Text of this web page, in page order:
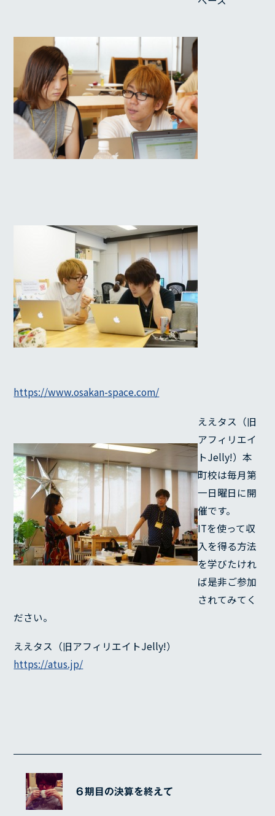
https://www.osakan-space.com/
ええタス（旧
アフィリエイ
トJelly!）本
町校は毎月第
一日曜日に開
催です。
ITを使って収
入を得る方法
を学びたけれ
ば是非ご参加
されてみてく
ださい。
ええタス（旧アフィリエイトJelly!）
https://atus.jp/
６期目の決算を終えて
RECRUIT
COMPANY
代表メッセージ
経営理念
経営方針
沿革
会社概要